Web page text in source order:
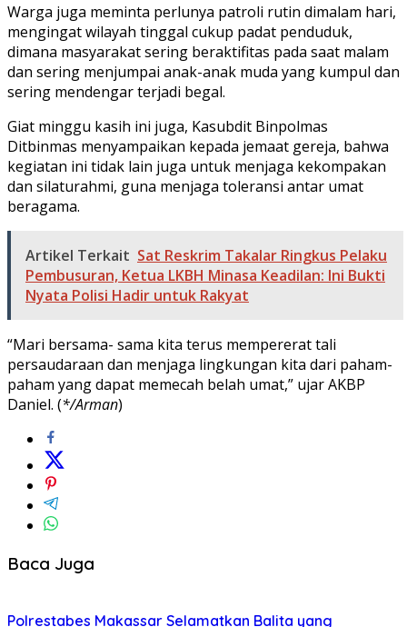
Warga juga meminta perlunya patroli rutin dimalam hari,
mengingat wilayah tinggal cukup padat penduduk,
dimana masyarakat sering beraktifitas pada saat malam
dan sering menjumpai anak-anak muda yang kumpul dan
sering mendengar terjadi begal.
Giat minggu kasih ini juga, Kasubdit Binpolmas
Ditbinmas menyampaikan kepada jemaat gereja, bahwa
kegiatan ini tidak lain juga untuk menjaga kekompakan
dan silaturahmi, guna menjaga toleransi antar umat
beragama.
Artikel Terkait Sat Reskrim Takalar Ringkus Pelaku
Pembusuran, Ketua LKBH Minasa Keadilan: Ini Bukti
Nyata Polisi Hadir untuk Rakyat
“Mari bersama- sama kita terus mempererat tali
persaudaraan dan menjaga lingkungan kita dari paham-
paham yang dapat memecah belah umat,” ujar AKBP
Daniel. (*/Arman)
Baca Juga
Polrestabes Makassar Selamatkan Balita yang